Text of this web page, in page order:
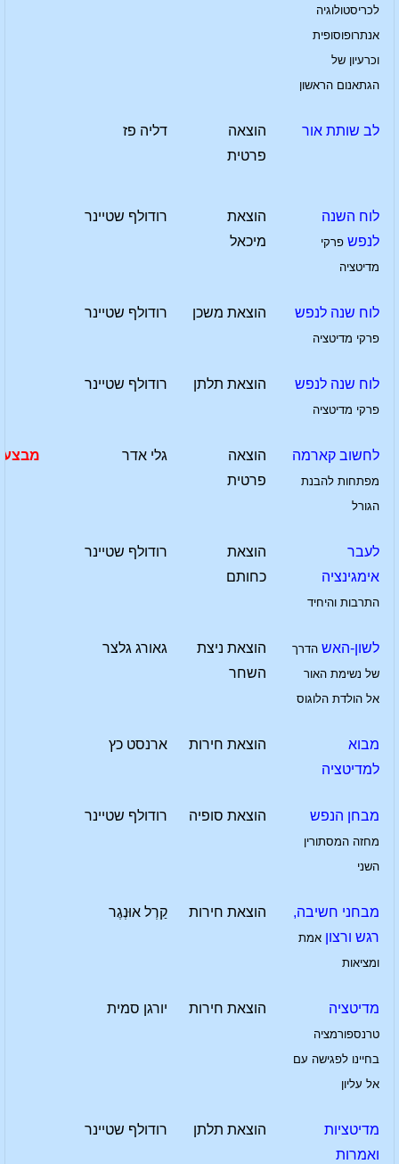
לכריסטולוגיה
אנתרופוסופית
וכרעיון של
הגתאנום הראשון
לב שותת אור
הוצאה
פרטית
דליה פז
לוח השנה
לנפש פרקי
מדיטציה
הוצאת
מיכאל
רודולף שטיינר
לוח שנה לנפש
פרקי מדיטציה
הוצאת משכן רודולף שטיינר
לוח שנה לנפש
פרקי מדיטציה
הוצאת תלתן רודולף שטיינר
לחשוב קארמה
מפתחות להבנת
הגורל
הוצאה
פרטית
גלי אדר מבצע
לעבר
אימגינציה
התרבות והיחיד
הוצאת
כחותם
רודולף שטיינר
לשון-האש הדרך
של נשימת האור
אל הולדת הלוגוס
הוצאת ניצת
השחר
גאורג גלצר
מבוא
למדיטציה
הוצאת חירות ארנסט כץ
מבחן הנפש
מחזה המסתורין
השני
הוצאת סופיה רודולף שטיינר
מבחני חשיבה,
רגש ורצון אמת
ומציאות
הוצאת חירות קַרְל אוּנְגֶר
מדיטציה
טרנספורמציה
בחיינו לפגישה עם
אל עליון
הוצאת חירות יורגן סמית
מדיטציות
ואמרות
הוצאת תלתן רודולף שטיינר